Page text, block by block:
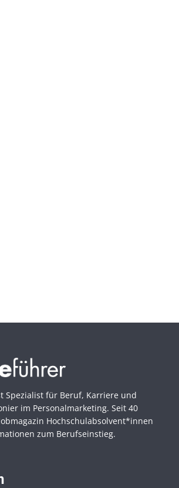
Spezialist für Beruf, Karriere und
im Personal­marketing. Seit 40
Hochschul­absolvent*innen
zum Berufseinstieg.